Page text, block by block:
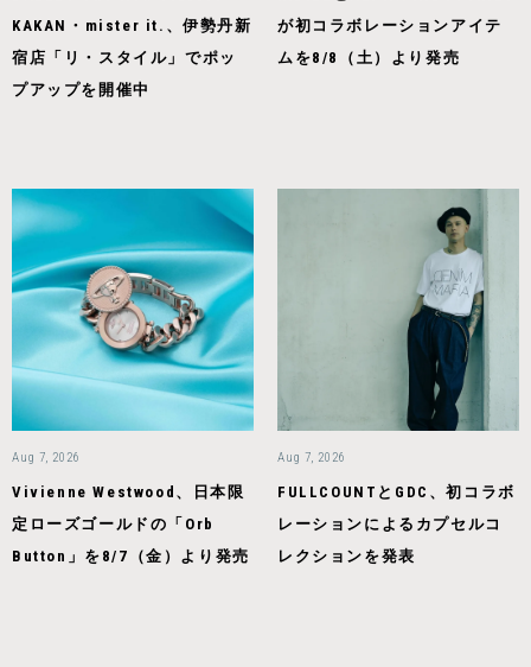
KAKAN・mister it.、伊勢丹新
宿店「リ・スタイル」でポッ
プアップを開催中
が初コラボレーションアイテ
ムを8/8（土）より発売
Aug 7, 2026
Vivienne Westwood、日本限
定ローズゴールドの「Orb
Button」を8/7（金）より発売
Aug 7, 2026
FULLCOUNTとGDC、初コラボ
レーションによるカプセルコ
レクションを発表